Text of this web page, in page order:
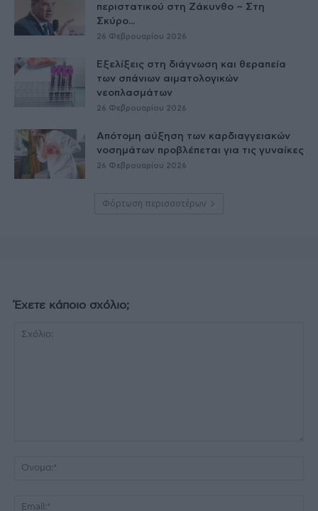
περιστατικού στη Ζάκυνθο – Στη
Σκύρο...
26 Φεβρουαρίου 2026
Εξελίξεις στη διάγνωση και θεραπεία
των σπάνιων αιματολογικών
νεοπλασμάτων
26 Φεβρουαρίου 2026
Απότομη αύξηση των καρδιαγγειακών
νοσημάτων προβλέπεται για τις γυναίκες
26 Φεβρουαρίου 2026
Φόρτωση περισσοτέρων
Έχετε κάποιο σχόλιο;